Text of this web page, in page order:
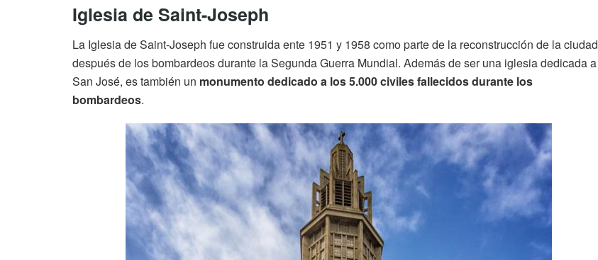
Iglesia de Saint-Joseph
La Iglesia de Saint-Joseph fue construida ente 1951 y 1958 como parte de la reconstrucción de la ciudad
después de los bombardeos durante la Segunda Guerra Mundial. Además de ser una iglesia dedicada a
San José, es también un monumento dedicado a los 5.000 civiles fallecidos durante los
bombardeos.